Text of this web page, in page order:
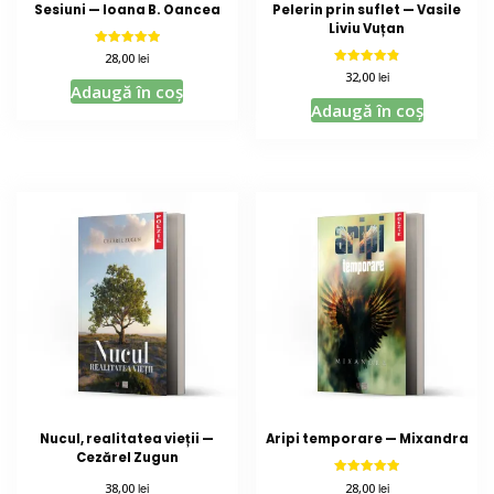
Sesiuni — Ioana B. Oancea
Evaluat la
5.00
28,00lei
Adaugă în coș
Pelerin prin suflet — Vasile
Liviu Vuțan
Evaluat la
4.86
32,00 lei
Adaugă în coș
Nucul, realitatea vieții —
Cezărel Zugun
38,00lei
Aripi temporare — Mixandra
Evaluat la
28,00 lei